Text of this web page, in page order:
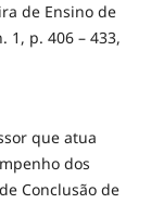
de Ensino de
1, p. 406 – 433,
que atua
dos
Conclusão de